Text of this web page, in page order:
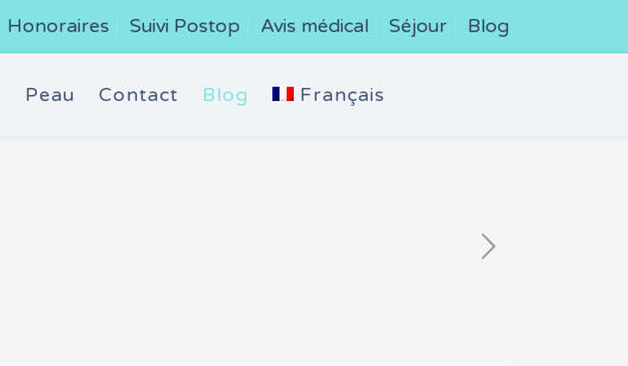
Honoraires Suivi Postop Avis médical Séjour Blog
Peau Contact Blog Français